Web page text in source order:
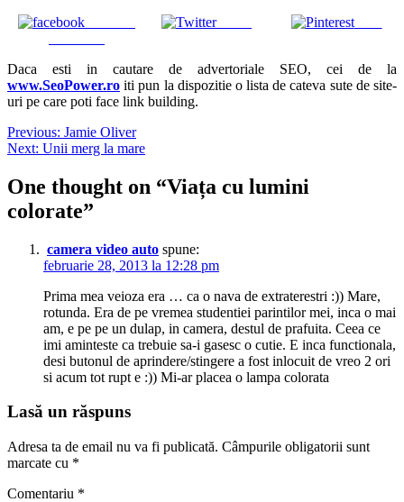
Tweet Save
Daca esti in cautare de advertoriale SEO, cei de la
www.SeoPower.ro iti pun la dispozitie o lista de cateva sute de site-
uri pe care poti face link building.
Navigare
în
articole
Previous: Jamie Oliver
Next: Unii merg la mare
One thought on “Viața cu lumini
colorate”
camera video auto spune:
februarie 28, 2013 la 12:28 pm
Prima mea veioza era … ca o nava de extraterestri :)) Mare,
rotunda. Era de pe vremea studentiei parintilor mei, inca o mai
am, e pe pe un dulap, in camera, destul de prafuita. Ceea ce
imi aminteste ca trebuie sa-i gasesc o cutie. E inca functionala,
desi butonul de aprindere/stingere a fost inlocuit de vreo 2 ori
si acum tot rupt e :)) Mi-ar placea o lampa colorata
Lasă un răspuns
Adresa ta de email nu va fi publicată. Câmpurile obligatorii sunt
marcate cu *
Comentariu *